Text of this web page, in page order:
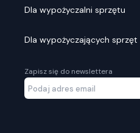
Dla wypożyczalni sprzętu
Dla wypożyczających sprzęt
Zapisz się do newslettera